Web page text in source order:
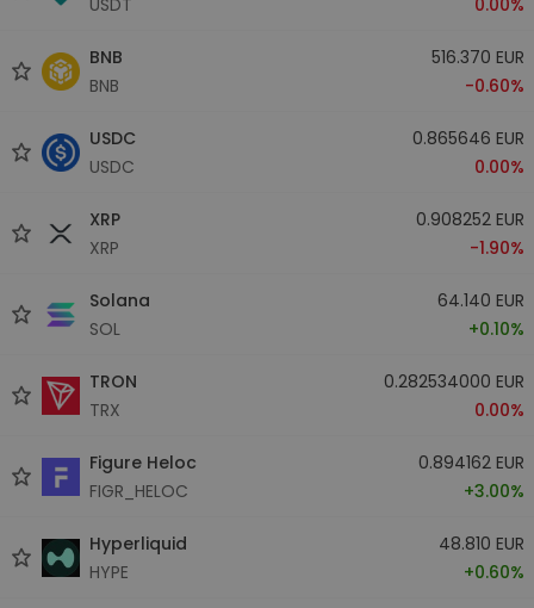
BNB
BNB
516.370 EUR
-0.60%
USDC
USDC
0.865646 EUR
0.00%
XRP
XRP
0.908252 EUR
-1.90%
Solana
SOL
64.140 EUR
+0.10%
TRON
TRX
0.282534000 EUR
0.00%
Figure Heloc
FIGR_HELOC
0.894162 EUR
+3.00%
Hyperliquid
HYPE
48.810 EUR
+0.60%